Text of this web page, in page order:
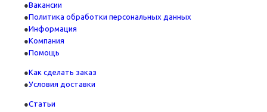
Вакансии
Политика обработки персональных данных
Информация
Компания
Помощь
Как сделать заказ
Условия доставки
Статьи